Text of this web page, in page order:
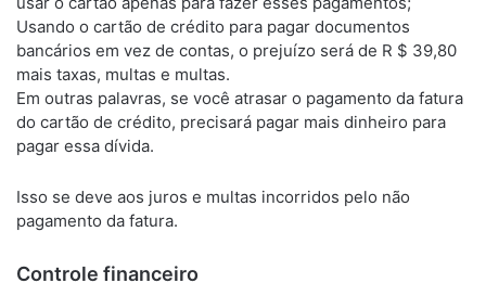
Usando o cartão de crédito para pagar documentos
bancários em vez de contas, o prejuízo será de R $ 39,80
mais taxas, multas e multas.
Em outras palavras, se você atrasar o pagamento da fatura
do cartão de crédito, precisará pagar mais dinheiro para
pagar essa dívida.
Isso se deve aos juros e multas incorridos pelo não
pagamento da fatura.
Controle financeiro